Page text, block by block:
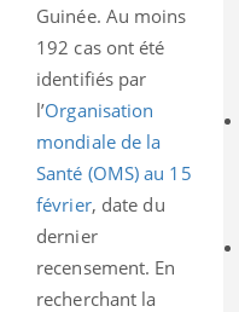
Guinée. Au moins
192 cas ont été
identifiés par
l’Organisation
mondiale de la
Santé (OMS) au 15
février, date du
dernier
recensement. En
recherchant la